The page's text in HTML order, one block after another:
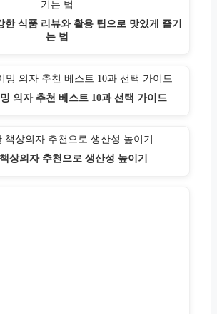
한 식품 리뷰와 활용 팁으로 맛있게 즐기
는 법
의자 추천 베스트 10과 선택 가이드
상의자 추천으로 생산성 높이기